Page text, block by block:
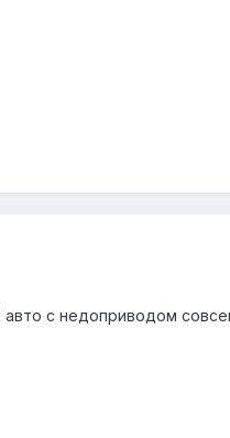
с недоприводом